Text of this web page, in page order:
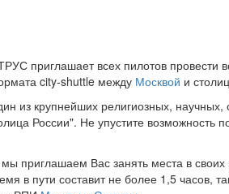
приглашает всех пилотов
city-shuttle между Москвой и
из крупнейших религиозных, научных,
России". Не упустите возможность
приглашаем Вас занять места в
в пути составит не более 1,5 часов,